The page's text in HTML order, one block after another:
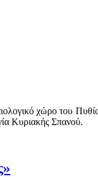
χώρο του
Κυριακής Σπανού.